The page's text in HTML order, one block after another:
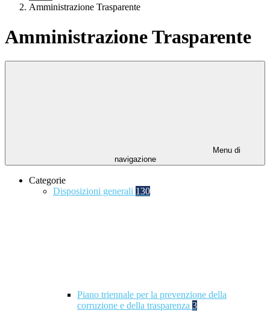
Amministrazione Trasparente
Amministrazione Trasparente
Menu di
navigazione
Categorie
Disposizioni generali 130
Piano triennale per la prevenzione della
corruzione e della trasparenza 3